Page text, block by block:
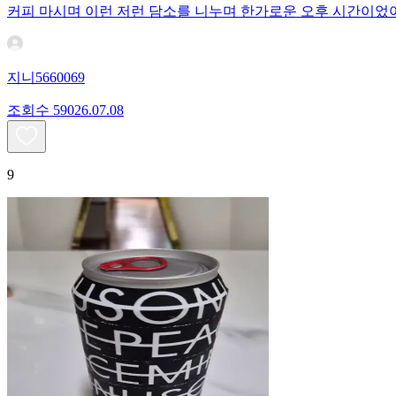
커피 마시며 이런 저런 담소를 니누며 한가로운 오후 시간이었
지니5660069
조회수 59026.07.08
9